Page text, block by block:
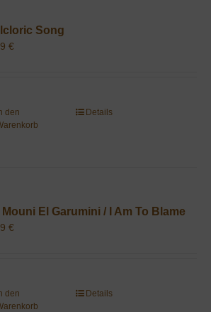
Song
€
den
Details
Mouni El Garumini / I Am To Blame
€
den
Details